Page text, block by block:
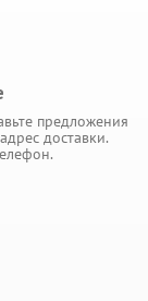
предложения
доставки.